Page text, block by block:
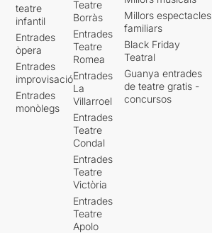
teatre
infantil
Entrades
òpera
Entrades
improvisació
Entrades
monòlegs
Teatre
Borràs
Entrades
Teatre
Romea
Entrades
La
Villarroel
Entrades
Teatre
Condal
Entrades
Teatre
Victòria
Entrades
Teatre
Apolo
Millors espectacles
familiars
Black Friday
Teatral
Guanya entrades
de teatre gratis -
concursos